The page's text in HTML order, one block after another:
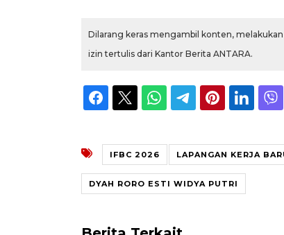
Dilarang keras mengambil konten,
izin tertulis dari Kantor Berita ANTARA.
IFBC 2026 LAPANGAN KERJA
DYAH RORO ESTI WIDYA PUTRI